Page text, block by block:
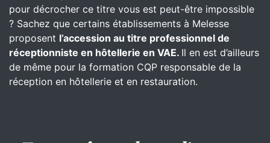
pour décrocher ce titre vous est peut-être impossible
? Sachez que certains établissements à Melesse
proposent l’accession au titre professionnel de
réceptionniste en hôtellerie en VAE. Il en est d’ailleurs
de même pour la formation CQP responsable de la
réception en hôtellerie et en restauration.